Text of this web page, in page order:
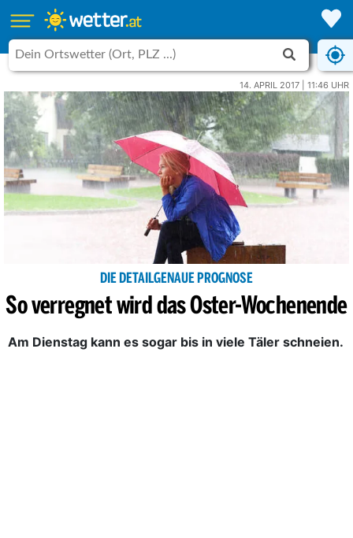
14. APRIL 2017 | 11:46 UHR
DIE DETAILGENAUE PROGNOSE
So verregnet wird das Oster-Wochenende
Am Dienstag kann es sogar bis in viele Täler schneien.